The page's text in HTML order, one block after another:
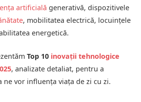
artificială generativă, dispozitivele
, mobilitatea electrică, locuințele
energetică.
Top 10 inovații tehnologice
, analizate detaliat, pentru a
ne vor influența viața de zi cu zi.